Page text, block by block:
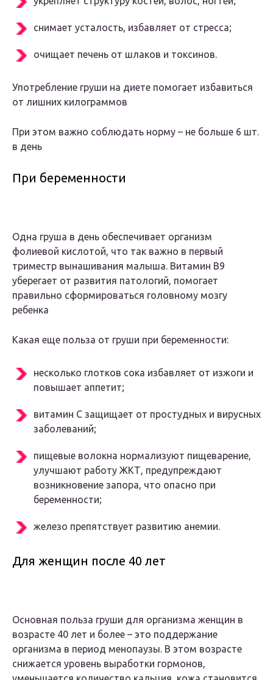
снимает усталость, избавляет от стресса;
очищает печень от шлаков и токсинов.
Употребление груши на диете помогает избавиться
от лишних килограммов
При этом важно соблюдать норму – не больше 6 шт.
в день
При беременности
Одна груша в день обеспечивает организм
фолиевой кислотой, что так важно в первый
триместр вынашивания малыша. Витамин В9
уберегает от развития патологий, помогает
правильно сформироваться головному мозгу
ребенка
Какая еще польза от груши при беременности:
несколько глотков сока избавляет от изжоги и
повышает аппетит;
витамин С защищает от простудных и вирусных
заболеваний;
пищевые волокна нормализуют пищеварение,
улучшают работу ЖКТ, предупреждают
возникновение запора, что опасно при
беременности;
железо препятствует развитию анемии.
Для женщин после 40 лет
Основная польза груши для организма женщин в
возрасте 40 лет и более – это поддержание
организма в период менопаузы. В этом возрасте
снижается уровень выработки гормонов,